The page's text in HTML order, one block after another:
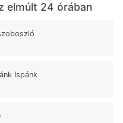
elmúlt 24 órában
Ispánk